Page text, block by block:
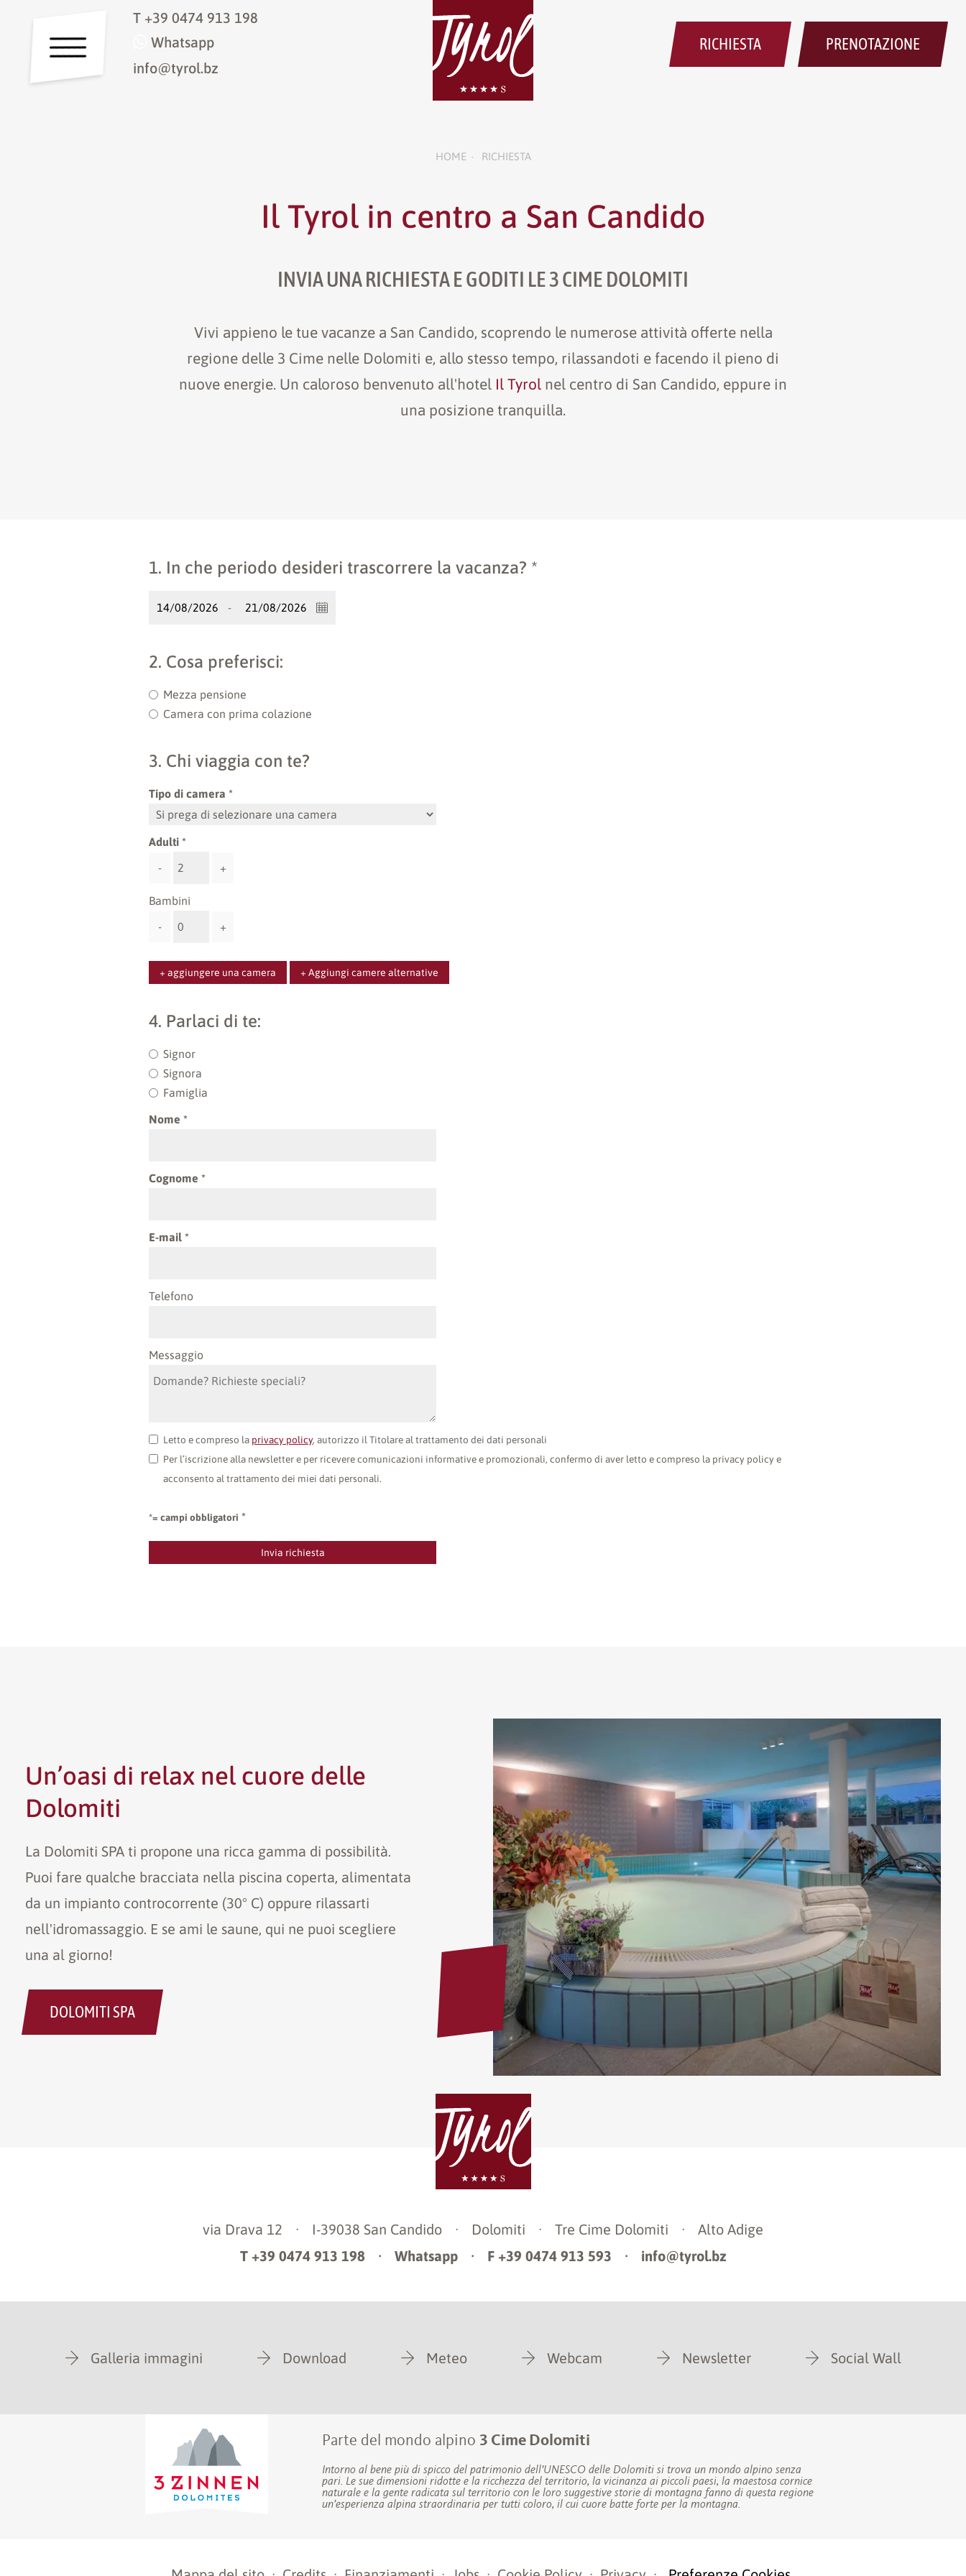
T +39 0474 913 198
Whatsapp
info@tyrol.bz
RICHIESTA PRENOTAZIONE
HOME • RICHIESTA
Il Tyrol in centro a San Candido
INVIA UNA RICHIESTA E GODITI LE 3 CIME DOLOMITI
Vivi appieno le tue vacanze a San Candido, scoprendo le numerose attività offerte nella
regione delle 3 Cime nelle Dolomiti e, allo stesso tempo, rilassandoti e facendo il pieno di
nuove energie. Un caloroso benvenuto all'hotel Il Tyrol nel centro di San Candido, eppure in
una posizione tranquilla.
1. In che periodo desideri trascorrere la vacanza? *
-
2. Cosa preferisci:
Mezza pensione
Camera con prima colazione
3. Chi viaggia con te?
Tipo di camera
Adulti
-
+
Bambini
-
+
+ aggiungere una camera + Aggiungi camere alternative
4. Parlaci di te:
Signor
Signora
Famiglia
Nome
Cognome
E-mail
Telefono
Messaggio
Letto e compreso la privacy policy, autorizzo il Titolare al trattamento dei dati personali
Per l’iscrizione alla newsletter e per ricevere comunicazioni informative e promozionali, confermo di aver letto e compreso la privacy policy e
acconsento al trattamento dei miei dati personali.
*= campi obbligatori
Un’oasi di relax nel cuore delle
Dolomiti
La Dolomiti SPA ti propone una ricca gamma di possibilità.
Puoi fare qualche bracciata nella piscina coperta, alimentata
da un impianto controcorrente (30° C) oppure rilassarti
nell'idromassaggio. E se ami le saune, qui ne puoi scegliere
una al giorno!
DOLOMITI SPA
via Drava 12 · I-39038 San Candido · Dolomiti · Tre Cime Dolomiti ·
Alto Adige
T +39 0474 913 198
· Whatsapp · F +39 0474 913 593 · info@tyrol.bz
Galleria immagini Download Meteo Webcam Newsletter Social Wall
Parte del mondo alpino 3 Cime Dolomiti
Intorno al bene più di spicco del patrimonio dell'UNESCO delle Dolomiti si trova un mondo alpino senza
pari. Le sue dimensioni ridotte e la ricchezza del territorio, la vicinanza ai piccoli paesi, la maestosa cornice
naturale e la gente radicata sul territorio con le loro suggestive storie di montagna fanno di questa regione
un’esperienza alpina straordinaria per tutti coloro, il cui cuore batte forte per la montagna.